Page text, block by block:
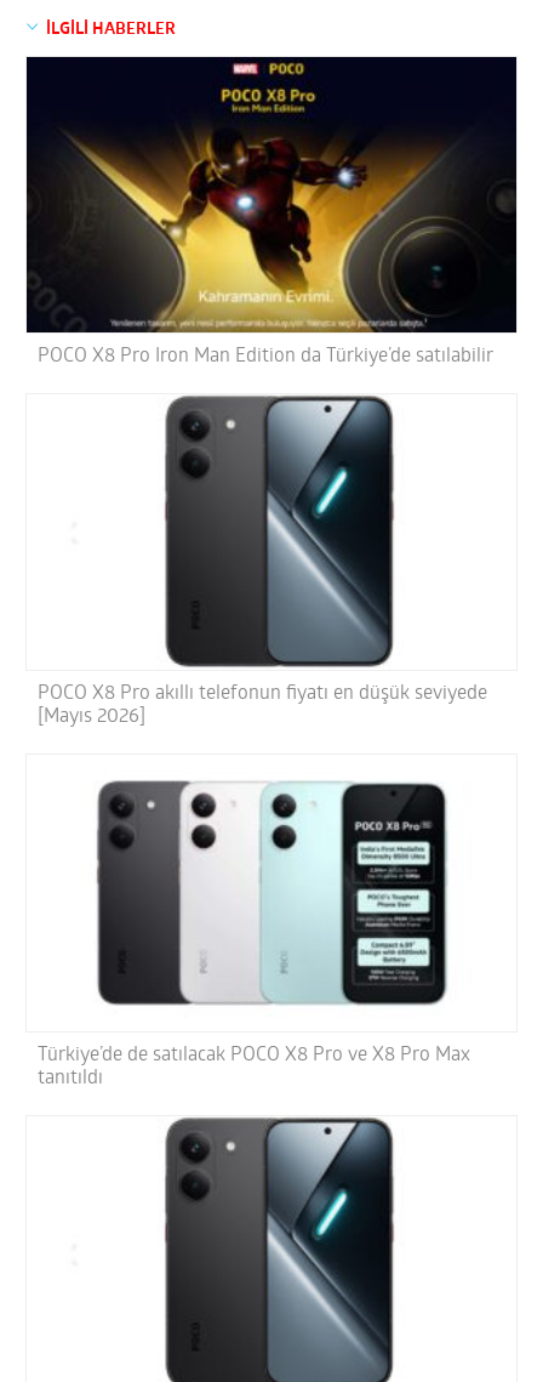
İLGİLİ HABERLER
POCO X8 Pro Iron Man Edition da Türkiye’de satılabilir
POCO X8 Pro akıllı telefonun fiyatı en düşük seviyede
[Mayıs 2026]
Türkiye’de de satılacak POCO X8 Pro ve X8 Pro Max
tanıtıldı